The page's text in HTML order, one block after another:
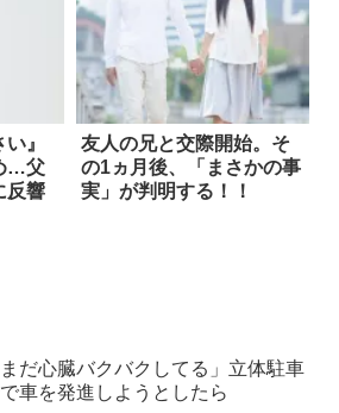
』
…父
反響
友人の兄と交際開始。そ
の1ヵ月後、「まさかの事
実」が判明する！！
まだ心臓バクバクしてる」立体駐車
車を発進しようとしたら